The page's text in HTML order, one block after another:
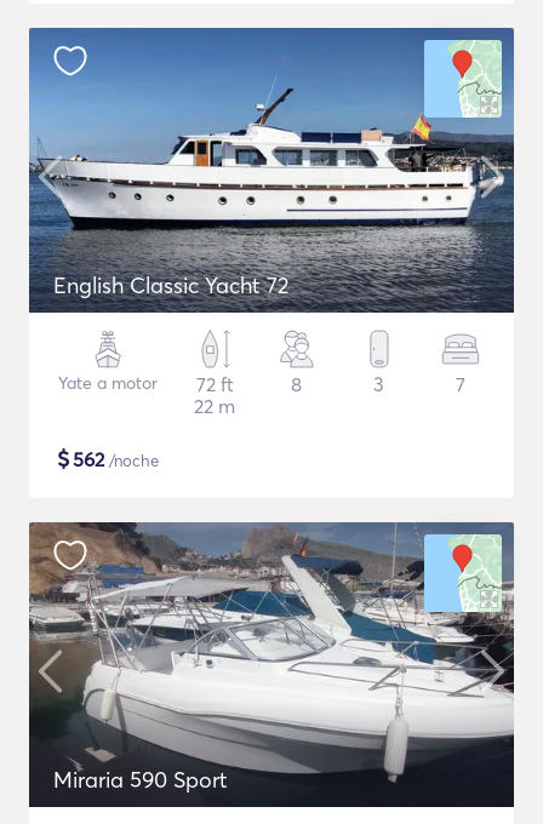
English Classic Yacht 72
Yate a motor
72 ft
22 m
8 3 7
$562/noche
Miraria 590 Sport